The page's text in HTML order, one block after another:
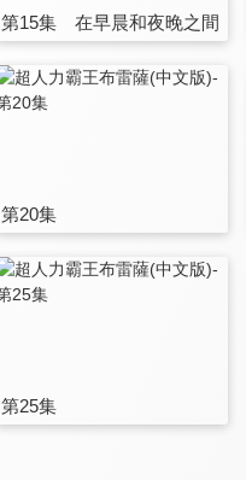
第15集 在早晨和夜晚之間
第20集
第25集